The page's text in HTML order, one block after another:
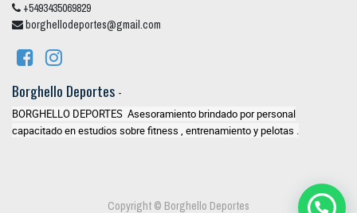
+5493435069829
borghellodeportes@gmail.com
Borghello Deportes -
BORGHELLO DEPORTES Asesoramiento brindado por personal
capacitado en estudios sobre fitness , entrenamiento y pelotas .
Copyright © Borghello Deportes